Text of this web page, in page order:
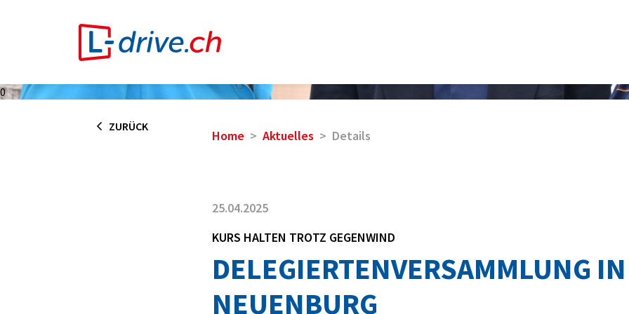
ZURÜCK
0
Home Aktuelles Details
25.04.2025
KURS HALTEN TROTZ GEGENWIND
DELEGIERTENVERSAMMLUNG IN
NEUENBURG